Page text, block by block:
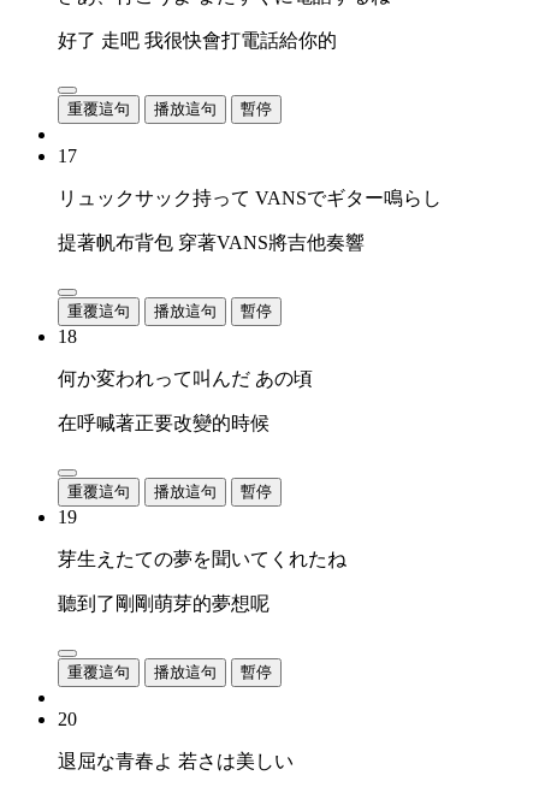
好了 走吧 我很快會打電話給你的
重覆這句 播放這句 暫停
17
リュックサック持って VANSでギター鳴らし
提著帆布背包 穿著VANS將吉他奏響
重覆這句 播放這句 暫停
18
何か変われって叫んだ あの頃
在呼喊著正要改變的時候
重覆這句 播放這句 暫停
19
芽生えたての夢を聞いてくれたね
聽到了剛剛萌芽的夢想呢
重覆這句 播放這句 暫停
20
退屈な青春よ 若さは美しい